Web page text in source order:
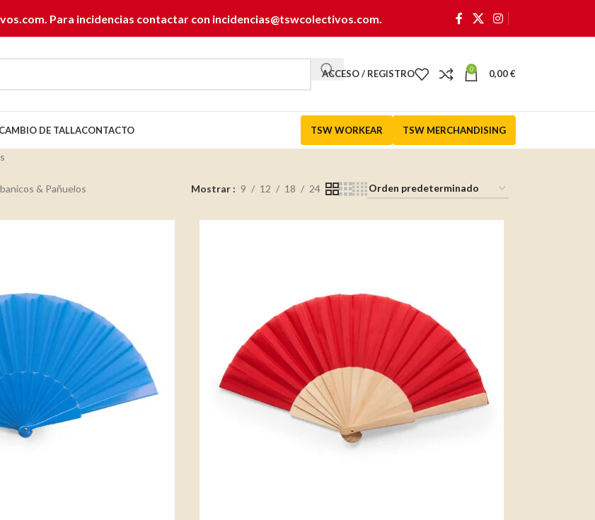
Para incidencias contactar con incidencias@tswcolectivos.com
ACCESO / REGISTRO 0 0,00€
CAMBIO DE TALLACONTACTO TSW WORKEAR TSW MERCHANDISING
& Pañuelos Mostrar 9 12 18 24